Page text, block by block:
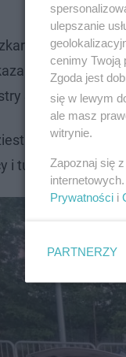
przy
miejsca dla
Świątecznej
figurką na
i turyści chętnie
ulepszanie
cenimy Twoją
Zgoda jest
się w lewym
ale masz
witrynie.
Zapoznaj się
Prywatności i
PARTNERZY